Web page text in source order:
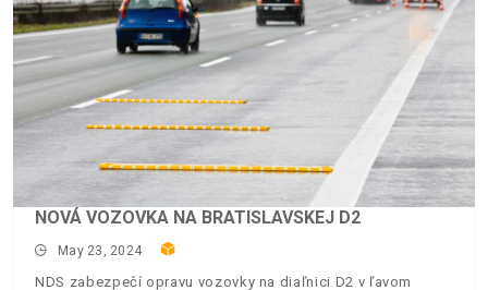
NOVÁ VOZOVKA NA BRATISLAVSKEJ D2
May 23, 2024
NDS zabezpečí opravu vozovky na diaľnici D2 v ľavom